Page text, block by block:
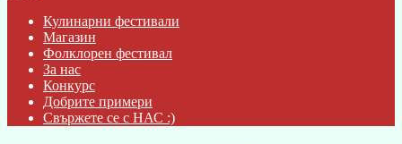
Кулинарни фестивали
Магазин
Фолклорен фестивал
За нас
Конкурс
Добрите примери
Свържете се с НАС :)